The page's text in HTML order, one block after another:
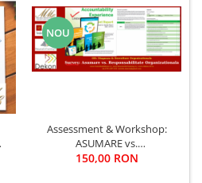
NOU
Assessment & Workshop:
ASUMARE vs.
RESPONSABILITATE
150,00 RON